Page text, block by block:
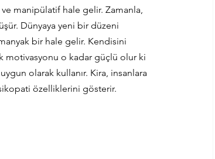
manipülatif hale gelir. Zamanla,
Dünyaya yeni bir düzeni
bir hale gelir. Kendisini
motivasyonu o kadar güçlü olur ki
olarak kullanır. Kira, insanlara
özelliklerini gösterir.